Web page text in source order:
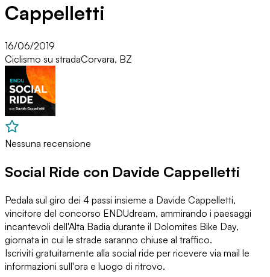
Cappelletti
16/06/2019
Ciclismo su stradaCorvara, BZ
Nessuna recensione
Social Ride con Davide Cappelletti
Pedala sul giro dei 4 passi insieme a Davide Cappelletti,
vincitore del concorso ENDUdream, ammirando i paesaggi
incantevoli dell'Alta Badia durante il Dolomites Bike Day,
giornata in cui le strade saranno chiuse al traffico.
Iscriviti gratuitamente alla social ride per ricevere via mail le
informazioni sull'ora e luogo di ritrovo.